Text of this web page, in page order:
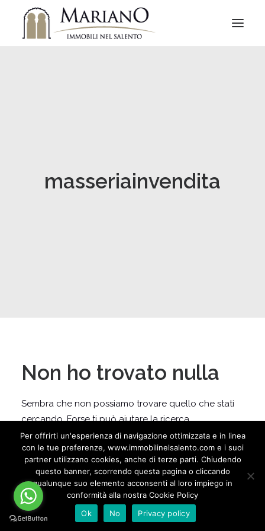
masseriainvendita
Non ho trovato nulla
Sembra che non possiamo trovare quello che stati
cercando. Forse ti può aiutare la ricerca.
Per offrirti un'esperienza di navigazione ottimizzata e in linea
con le tue preferenze, www.immobilinelsalento.com e i suoi
partner utilizzano cookies, anche di terze parti. Chiudendo
questo banner, scorrendo questa pagina o cliccando
qualunque suo elemento acconsenti al loro impiego in
conformità alla nostra Cookie Policy
Ok
No Privacy policy